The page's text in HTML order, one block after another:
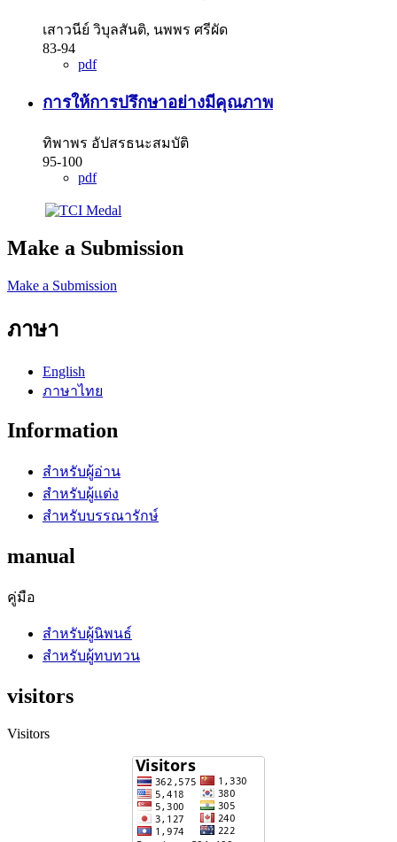
เสาวนีย์ วิบุลสันติ, นพพร ศรีผัด
83-94
pdf
การให้การปรึกษาอย่างมีคุณภาพ
ทิพาพร อัปสรธนะสมบัติ
95-100
pdf
Make a Submission
Make a Submission
ภาษา
English
ภาษาไทย
Information
สำหรับผู้อ่าน
สำหรับผู้แต่ง
สำหรับบรรณารักษ์
manual
คู่มือ
สำหรับผู้นิพนธ์
สำหรับผู้ทบทวน
visitors
Visitors